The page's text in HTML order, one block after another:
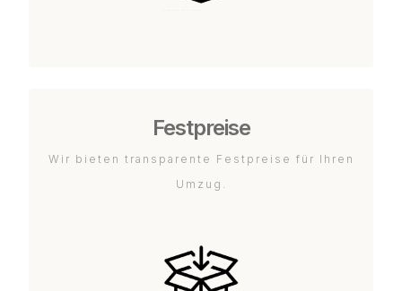
Festpreise
Wir bieten transparente Festpreise für Ihren
Umzug.